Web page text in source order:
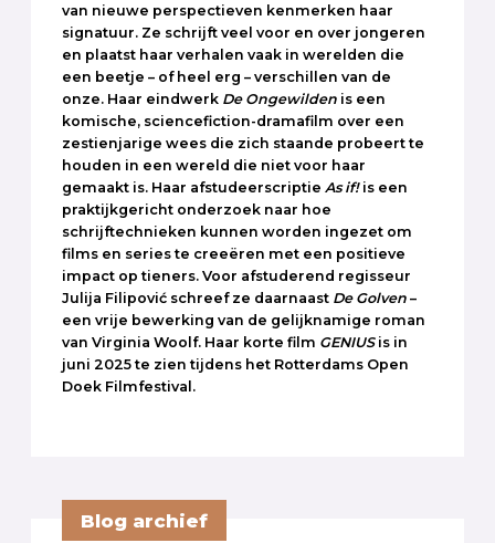
van nieuwe perspectieven kenmerken haar
signatuur. Ze schrijft veel voor en over jongeren
en plaatst haar verhalen vaak in werelden die
een beetje – of heel erg – verschillen van de
onze. Haar eindwerk De Ongewilden is een
komische, sciencefiction-dramafilm over een
zestienjarige wees die zich staande probeert te
houden in een wereld die niet voor haar
gemaakt is. Haar afstudeerscriptie As if! is een
praktijkgericht onderzoek naar hoe
schrijftechnieken kunnen worden ingezet om
films en series te creeëren met een positieve
impact op tieners. Voor afstuderend regisseur
Julija Filipović schreef ze daarnaast De Golven –
een vrije bewerking van de gelijknamige roman
van Virginia Woolf. Haar korte film GENIUSis in
juni 2025 te zien tijdens het Rotterdams Open
Doek Filmfestival.
Blog archief